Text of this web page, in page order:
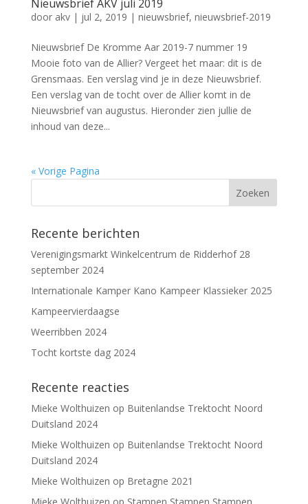
Nieuwsbrief AKV juli 2019
door akv| jul 2, 2019 | nieuwsbrief, nieuwsbrief-2019
Nieuwsbrief De Kromme Aar 2019-7 nummer 19
Mooie foto van de Allier? Vergeet het maar: dit is de
Grensmaas. Een verslag vind je in deze Nieuwsbrief.
Een verslag van de tocht over de Allier komt in de
Nieuwsbrief van augustus. Hieronder zien jullie de
inhoud van deze...
« Vorige Pagina
Recente berichten
Verenigingsmarkt Winkelcentrum de Ridderhof 28
september 2024
Internationale Kamper Kano Kampeer Klassieker 2025
Kampeervierdaagse
Weerribben 2024
Tocht kortste dag 2024
Recente reacties
Mieke Wolthuizen op Buitenlandse Trektocht Noord
Duitsland 2024
Mieke Wolthuizen op Buitenlandse Trektocht Noord
Duitsland 2024
Mieke Wolthuizen op Bretagne 2021